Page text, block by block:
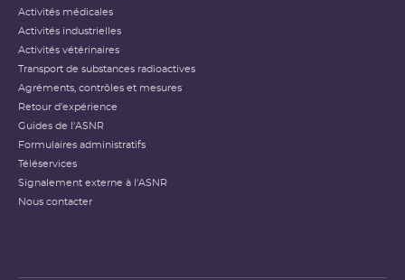
Activités médicales
Activités industrielles
Activités vétérinaires
Transport de substances radioactives
Agréments, contrôles et mesures
Retour d'expérience
Guides de l'ASNR
Formulaires administratifs
Téléservices
Signalement externe à l'ASNR
Nous contacter